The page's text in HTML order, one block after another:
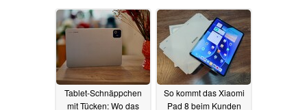
Tablet-Schnäppchen
mit Tücken: Wo das
So kommt das Xiaomi
Pad 8 beim Kunden